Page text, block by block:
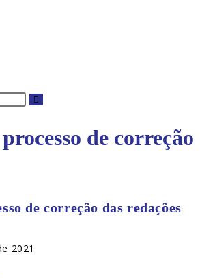
de correção
de correção das redações
2021